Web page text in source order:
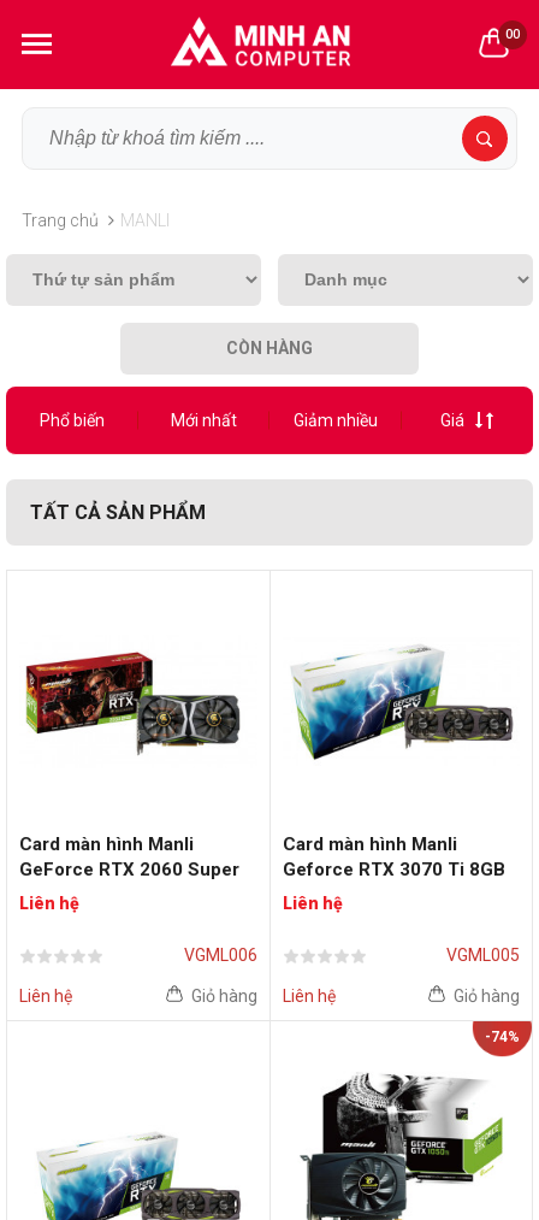
00
Trang chủ MANLI
CÒN HÀNG
Phổ biến Mới nhất Giảm nhiều Giá
TẤT CẢ SẢN PHẨM
Card màn hình Manli
GeForce RTX 2060 Super
Gallardo 8GB GDDR6 256bit
Liên hệ
VGML006
Liên hệ Giỏ hàng
Card màn hình Manli
Geforce RTX 3070 Ti 8GB
(M-
M3514)
Liên hệ
VGML005
Liên hệ Giỏ hàng
-74%